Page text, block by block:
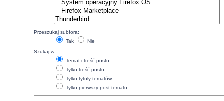
Przeszukaj subfora:
Tak
Nie
Szukaj w:
Temat i treść postu
Tylko treść postu
Tylko tytuły tematów
Tylko pierwszy post tematu